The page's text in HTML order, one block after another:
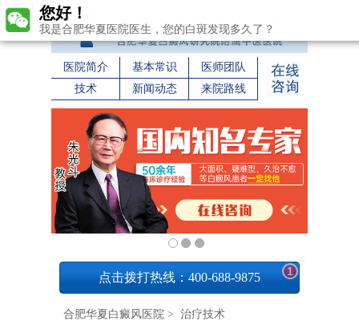
医院简介 基本常识
医师团队
技术
新闻动态 来院路线
点击拨打热线：400-688-9875 1
合肥华夏白癜风医院 > 治疗技术
您好！
我是合肥华夏医院医生，您的白斑发现多久了？